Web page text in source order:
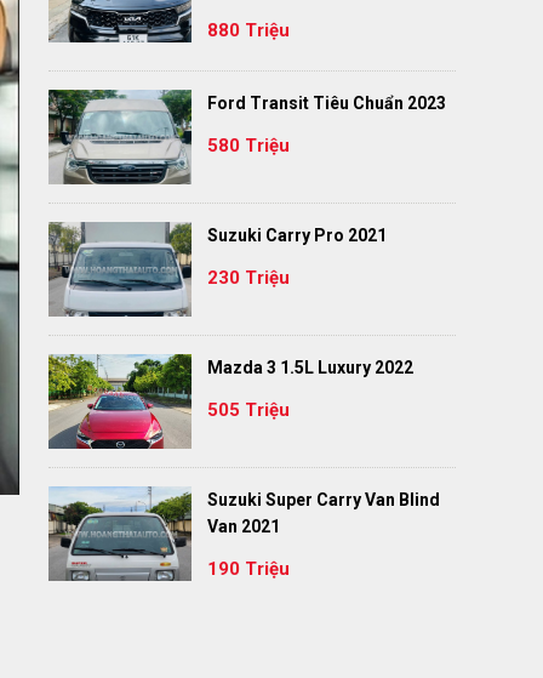
880 Triệu
Ford Transit Tiêu Chuẩn 2023
580 Triệu
Suzuki Carry Pro 2021
230 Triệu
Mazda 3 1.5L Luxury 2022
505 Triệu
Suzuki Super Carry Van Blind
Van 2021
190 Triệu